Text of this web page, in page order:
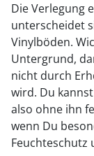
Die Verlegung
unterscheidet
Vinylböden.
Untergrund,
nicht durch
wird. Du
also ohne ihn
wenn Du
Feuchteschutz